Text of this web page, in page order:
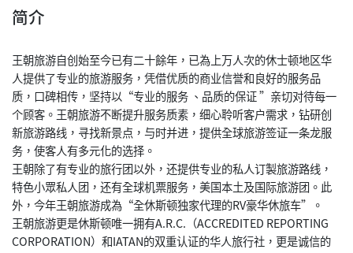
简介
王朝旅游自创始至今已有二十餘年，已為上万人次的休士顿地区华
人提供了专业的旅游服务，凭借优质的商业信誉和良好的服务品
质，口碑相传，坚持以“专业的服务 、品质的保证 ”亲切对待每一
个顾客。王朝旅游不断提升服务质素，细心聆听客户需求，钻研创
新旅游路线，寻找新景点，与时并进，提供全球旅游签证一条龙服
务，使客人有多元化的选择。
王朝除了有专业的旅行团以外，还提供专业的私人订製旅游路线，
特色小眾私人团，还有全球机票服务，美国本土及国际旅游团。此
外，今年王朝旅游成為“全休斯顿独家代理的RV豪华休旅车”。
王朝旅游更是休斯顿唯一拥有A.R.C.（ACCREDITED REPORTING
CORPORATION）和IATAN的双重认证的华人旅行社，更是诚信的